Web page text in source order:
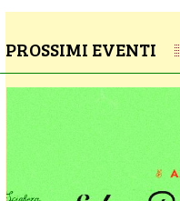
PROSSIMI EVENTI